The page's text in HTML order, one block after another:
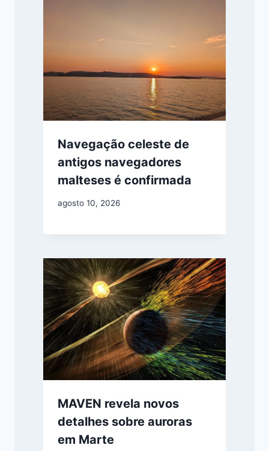
Navegação celeste de
antigos navegadores
malteses é confirmada
agosto 10, 2026
MAVEN revela novos
detalhes sobre auroras
em Marte